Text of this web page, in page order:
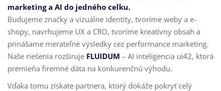
marketing a AI do jedného celku.
Budujeme značky a vizuálne identity, tvoríme weby a e-
shopy, navrhujeme UX a CRO, tvoríme kreatívny obsah a
prinášame merateľné výsledky cez performance marketing.
Naše riešenia rozširuje FLUIDUM – AI inteligencia ui42, ktorá
premieňa firemné dáta na konkurenčnú výhodu.
Vďaka tomu získate partnera, ktorý dokáže pokryť celý